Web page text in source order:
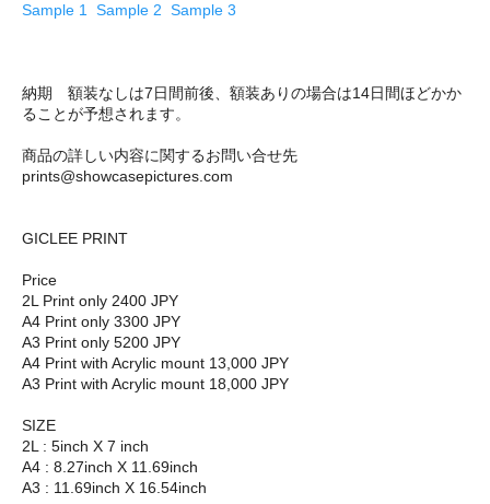
Sample 1
Sample 2 Sample 3
納期 額装なしは7日間前後、額装ありの場合は14日間ほどかか
ることが予想されます。
商品の詳しい内容に関するお問い合せ先
prints@showcasepictures.com
GICLEE PRINT
Price
2L Print only 2400 JPY
A4 Print only 3300 JPY
A3 Print only 5200 JPY
A4 Print with Acrylic mount 13,000 JPY
A3 Print with Acrylic mount 18,000 JPY
SIZE
2L : 5inch X 7 inch
A4 : 8.27inch X 11.69inch
A3 : 11.69inch X 16.54inch